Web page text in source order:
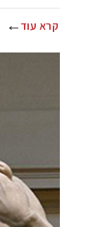
קרא עוד